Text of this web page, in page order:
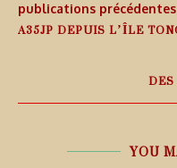
publications précédentes
A35JP DEPUIS L’ÎLE
YOU